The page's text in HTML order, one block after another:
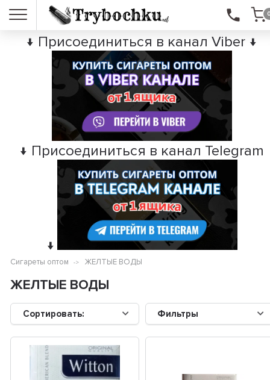
↓ Присоединиться в канал Viber ↓
↓ Присоединиться в канал Telegram
↓
Сигареты оптом ЖЕЛТЫЕ ВОДЫ
ЖЕЛТЫЕ ВОДЫ
Сортировать: Фильтры